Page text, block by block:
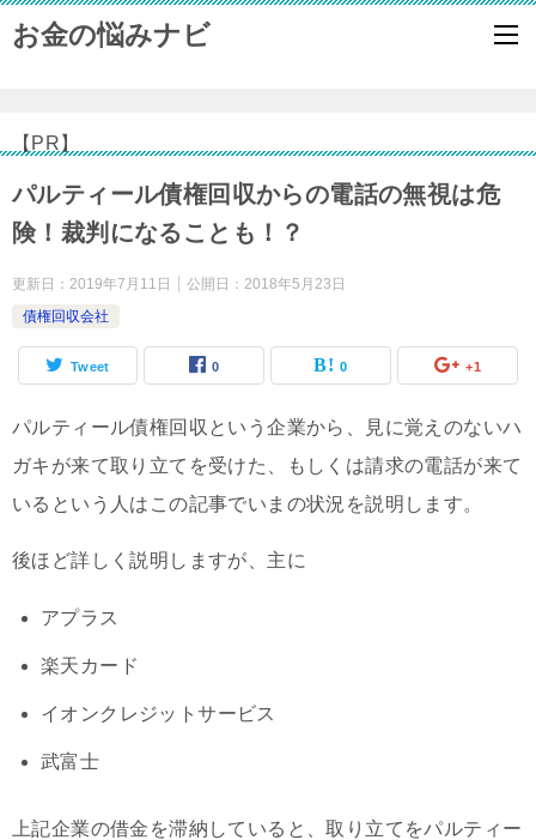
お金の悩みナビ
【PR】
パルティール債権回収からの電話の無視は危
険！裁判になることも！？
更新日： 2019年7月11日 公開日： 2018年5月23日
債権回収会社
Tweet 0 0 +1
パルティール債権回収という企業から、見に覚えのないハ
ガキが来て取り立てを受けた、もしくは請求の電話が来て
いるという人はこの記事でいまの状況を説明します。
後ほど詳しく説明しますが、主に
アプラス
楽天カード
イオンクレジットサービス
武富士
上記企業の借金を滞納していると、取り立てをパルティー